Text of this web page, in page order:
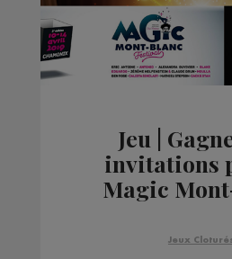
Jeu |
invitations
Magic
Jeux